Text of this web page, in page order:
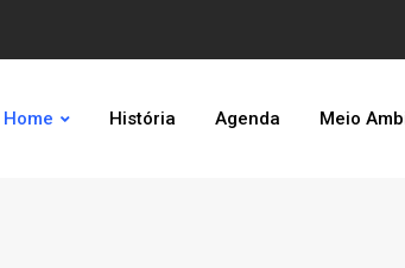
Home História Agenda Meio